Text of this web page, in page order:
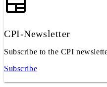
CPI-Newsletter
Subscribe to the CPI
Subscribe